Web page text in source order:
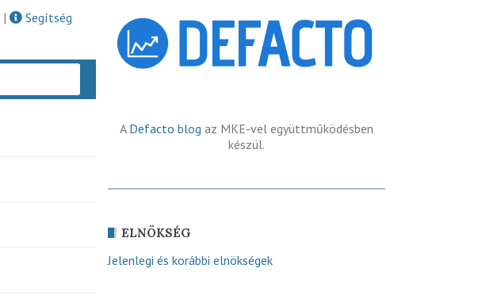
|
Segítség
A Defacto blog az MKE-vel együttműködésben
készül.
ELNÖKSÉG
Jelenlegi és korábbi elnökségek